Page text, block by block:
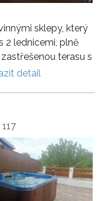
sklepy, který
2 lednicemi, plně
terasu s
detail
117